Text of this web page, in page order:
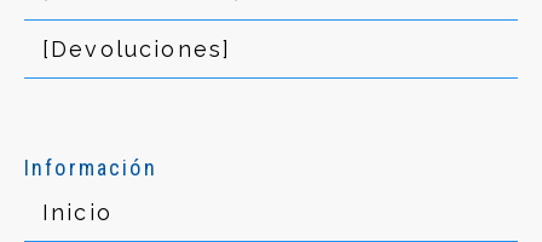
[Devoluciones]
Información
Inicio